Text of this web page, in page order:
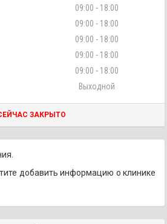
09:00 - 18:00
09:00 - 18:00
09:00 - 18:00
09:00 - 18:00
09:00 - 18:00
Выходной
ЗАКРЫТО
добавить информацию о клинике